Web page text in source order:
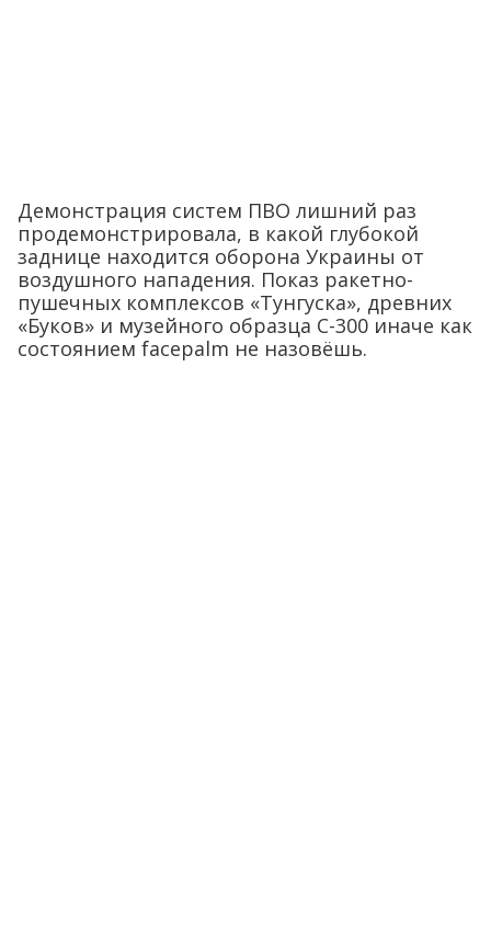
Демонстрация систем ПВО лишний раз
продемонстрировала, в какой глубокой
заднице находится оборона Украины от
воздушного нападения. Показ ракетно-
пушечных комплексов «Тунгуска», древних
«Буков» и музейного образца С-300 иначе как
состоянием facepalm не назовёшь.